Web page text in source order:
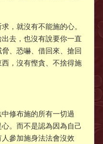
，就沒有不能施的心。
去，也沒有說要你一直
、恐嚇、借回來、搶回
，沒有慳貪、不捨得施
修布施的所有一切過
。而不是認為因為自己
參加施身法法會沒效